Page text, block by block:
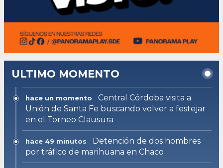
ULTIMO MOMENTO
hace un momento
Central Córdoba visita a
Unión de Santa Fe buscando volver a festejar
en el Torneo Clausura
hace 49 minutos
Detención de dos hombres
por tráfico de marihuana en Chaco